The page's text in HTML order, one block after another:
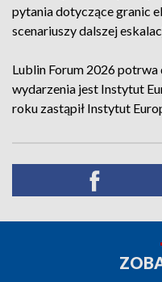
pytania dotyczące granic
scenariuszy dalszej
Lublin Forum 2026
wydarzenia jest Instytut
roku zastąpił Instytut